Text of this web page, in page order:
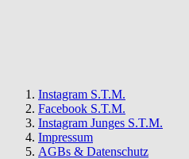
Instagram S.T.M.
Facebook S.T.M.
Instagram Junges S.T.M.
Impressum
AGBs & Datenschutz